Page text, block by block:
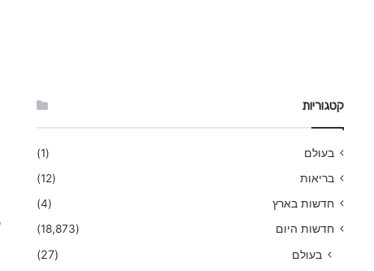
קטגוריות
בעולם
(1)
בריאות
(12)
חדשות בארץ
(4)
חדשות היום
(18,873)
בעולם (27)